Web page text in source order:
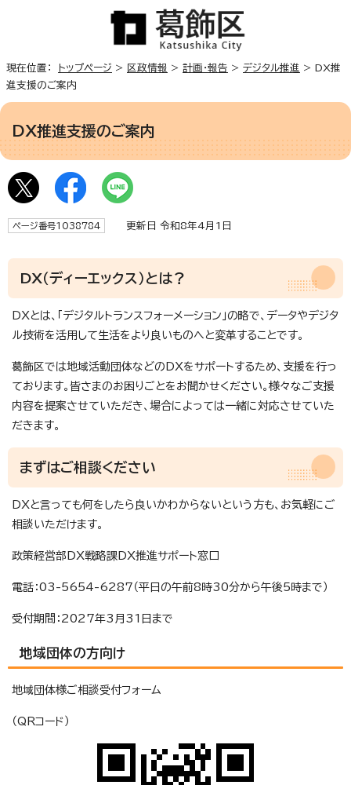
現在位置： トップページ > 区政情報 > 計画・報告 > デジタル推進 > DX推
進支援のご案内
DX推進支援のご案内
ページ番号1038784 更新日 令和8年4月1日
DX（ディーエックス）とは？
DXとは、「デジタルトランスフォーメーション」の略で、データやデジタ
ル技術を活用して生活をより良いものへと変革することです。
葛飾区では地域活動団体などのDXをサポートするため、支援を行っ
ております。皆さまのお困りごとをお聞かせください。様々なご支援
内容を提案させていただき、場合によっては一緒に対応させていた
だきます。
まずはご相談ください
DXと言っても何をしたら良いかわからないという方も、お気軽にご
相談いただけます。
政策経営部DX戦略課DX推進サポート窓口
電話：03-5654-6287（平日の午前8時30分から午後5時まで）
受付期間：2027年3月31日まで
地域団体の方向け
地域団体様ご相談受付フォーム
（QRコード）